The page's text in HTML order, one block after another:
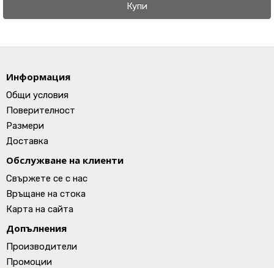
Купи
Информация
Общи условия
Поверителност
Размери
Доставка
Обслужване на клиенти
Свържете се с нас
Връщане на стока
Карта на сайта
Допълнения
Производители
Промоции